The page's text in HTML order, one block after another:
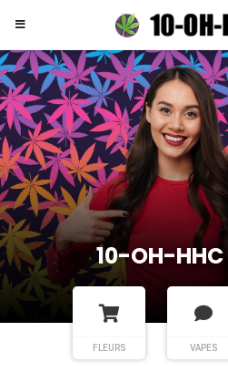
10-OH-HHC
FLEURS VAPES